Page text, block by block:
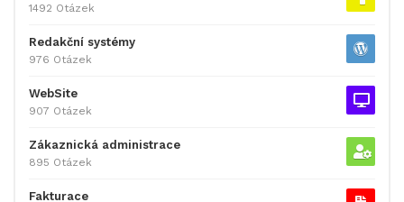
1492 Otázek
Redakční systémy
976 Otázek
WebSite
907 Otázek
Zákaznická administrace
895 Otázek
Fakturace